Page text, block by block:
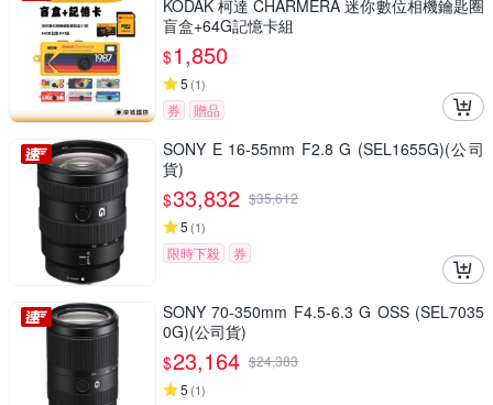
KODAK 柯達 CHARMERA 迷你數位相機鑰匙圈
盲盒+64G記憶卡組
$1,850
5 (1)
券 贈品
SONY E 16-55mm F2.8 G (SEL1655G)(公司
貨)
$33,832 $35,612
5 (1)
限時下殺 券
SONY 70-350mm F4.5-6.3 G OSS (SEL7035
0G)(公司貨)
$23,164 $24,383
5 (1)